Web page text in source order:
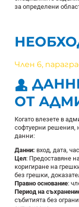
за определени
Член 6,
ОТ
Когато влезете в
софтуерни решения,
данни:
Данни: вход, дата,
Цел: Предоставяне
коригиране на
без грешки,
Правно основание:
Период на
събитията без